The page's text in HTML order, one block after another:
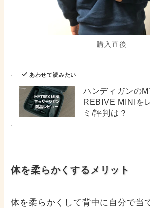
購入直後
あわせて読みたい
ハンディガンの
REBIVE MINIを
ミ/評判は？
体を柔らかくするメリット
体を柔らかくして背中に自分で当